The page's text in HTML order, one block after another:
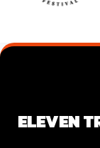
ELEVEN